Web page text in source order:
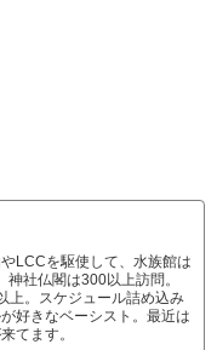
LCCを駆使して、水族館は
社仏閣は300以上訪問。
上。スケジュール詰め込み
好きなベーシスト。最近は
てます。